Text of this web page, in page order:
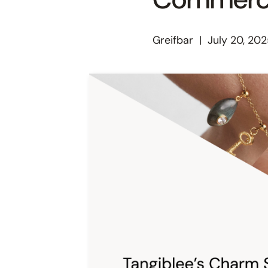
Greifbar |July 20,